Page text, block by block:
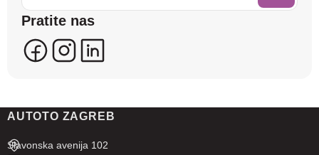
Pratite nas
AUTOTO ZAGREB
Slavonska avenija 102
sadržaje koji bi vas mogli zanimati. U tu svrhu mogu
se kreirati korisnički profili koji povezuju podatke s
više uređaja i web lokacija. Naši partneri također
koriste ove tehnologije.
ispravno funkcioniranje stranice. Odabirom